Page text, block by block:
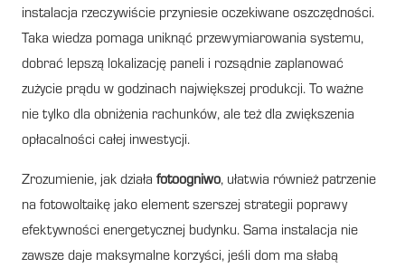
instalacja rzeczywiście przyniesie oczekiwane oszczędności.
Taka wiedza pomaga uniknąć przewymiarowania systemu,
dobrać lepszą lokalizację paneli i rozsądnie zaplanować
zużycie prądu w godzinach największej produkcji. To ważne
nie tylko dla obniżenia rachunków, ale też dla zwiększenia
opłacalności całej inwestycji.
Zrozumienie, jak działa fotoogniwo, ułatwia również patrzenie
na fotowoltaikę jako element szerszej strategii poprawy
efektywności energetycznej budynku. Sama instalacja nie
zawsze daje maksymalne korzyści, jeśli dom ma słabą